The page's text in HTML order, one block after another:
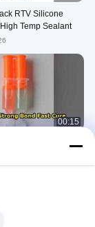
RTV Silicone
Temp Sealant
00:15